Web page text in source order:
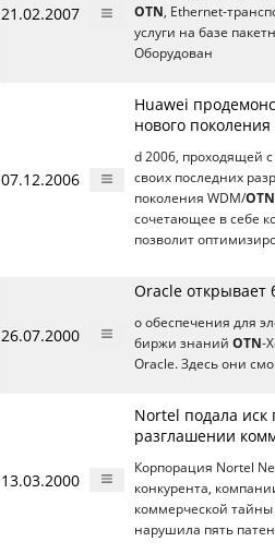
21.02.2007
OTN, Ethernet-
услуги на базе
Оборудован
07.12.2006
Huawei
нового поколения
d 2006, проходящей
своих последних
поколения WDM/OTN
сочетающее в себе
позволит
26.07.2000
Oracle открывает
о обеспечения для
биржи знаний OTN-
Oracle. Здесь они смо
13.03.2000
Nortel подала
разглашении
Корпорация Nortel
конкурента,
коммерческой
нарушила пять